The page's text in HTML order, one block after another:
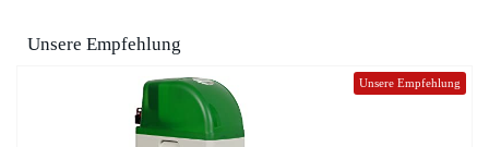
Unsere Empfehlung
Unsere Empfehlung